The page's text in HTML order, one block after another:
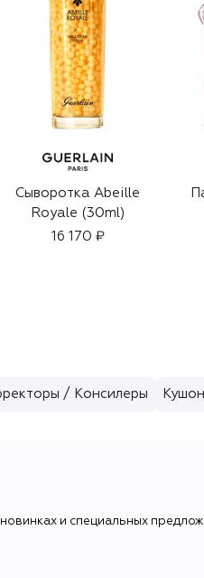
Сыворотка Abeille
Royale (30ml)
16 170 ₽
/ Консилеры
и специальных